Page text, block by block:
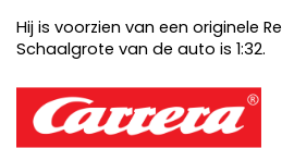
Hij is voorzien van een originele
Schaalgrote van de auto is 1:32.